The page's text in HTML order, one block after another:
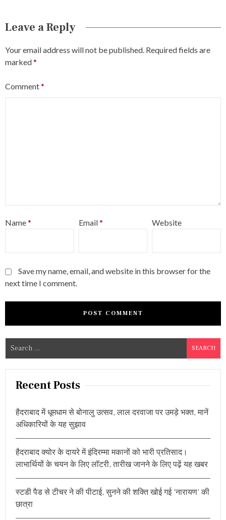
Leave a Reply
Your email address will not be published. Required fields are
marked*
Comment*
Name* Email* Website
Save my name, email, and website in this browser for the
next time I comment.
a
Recent Posts
हैदराबाद में धूमधाम से बोनालु उत्सव, लाल दरवाजा पर उमड़े भक्त, मानें
अधिकारियों के यह सुझाव
हैदराबाद क्योर के दायरे में इंदिरम्मा मकानों को भारी प्रतिसाद।
लाभार्थियों के चयन के लिए लॉटरी, तारीख जानने के लिए पढ़ें यह खबर
स्टडी पैड से टीचर ने की पीटाई, सुनने की शक्ति खोई गई ‘नारायण’ की
छात्रा